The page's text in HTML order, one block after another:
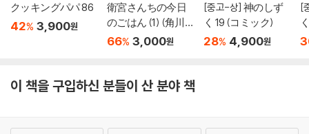
クッキングパパ 86
42% 3,900원
衛宮さんちの今日
のごはん (1) (角川
コミックス·エ-ス)
66% 3,000원
[중고-상] 神のしず
く 19 (コミック)
28% 4,900원
[
이 책을 구입하신 분들이 산 분야 책